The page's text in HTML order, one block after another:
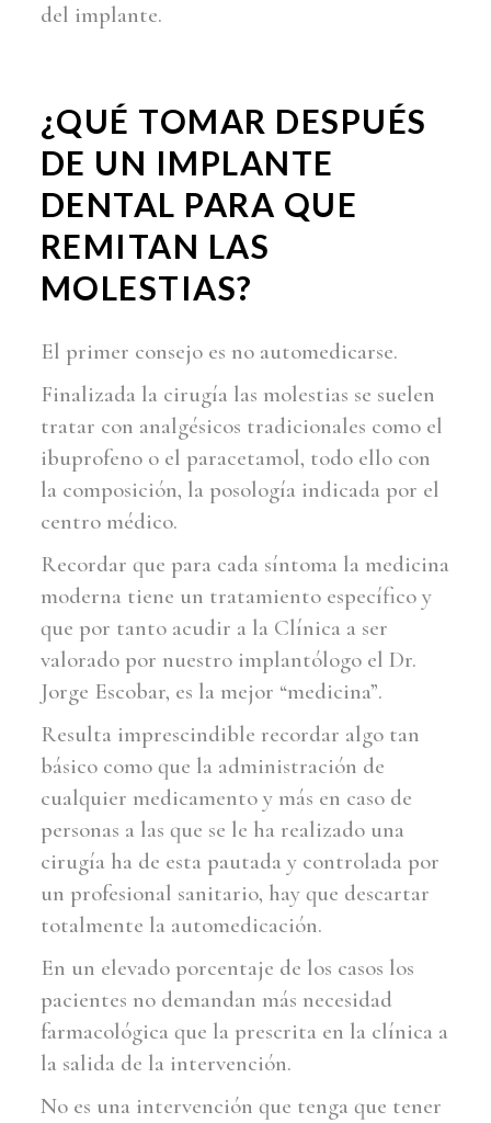
del implante.
¿QUÉ TOMAR DESPUÉS
DE UN IMPLANTE
DENTAL PARA QUE
REMITAN LAS
MOLESTIAS?
El primer consejo es no automedicarse.
Finalizada la cirugía las molestias se suelen
tratar con analgésicos tradicionales como el
ibuprofeno o el paracetamol, todo ello con
la composición, la posología indicada por el
centro médico.
Recordar que para cada síntoma la medicina
moderna tiene un tratamiento específico y
que por tanto acudir a la Clínica a ser
valorado por nuestro implantólogo el Dr.
Jorge Escobar, es la mejor “medicina”.
Resulta imprescindible recordar algo tan
básico como que la administración de
cualquier medicamento y más en caso de
personas a las que se le ha realizado una
cirugía ha de esta pautada y controlada por
un profesional sanitario, hay que descartar
totalmente la automedicación.
En un elevado porcentaje de los casos los
pacientes no demandan más necesidad
farmacológica que la prescrita en la clínica a
la salida de la intervención.
No es una intervención que tenga que tener